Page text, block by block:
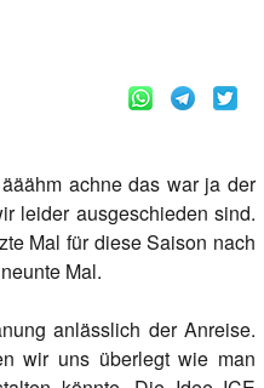
achne das war ja der
leider ausgeschieden sind.
Mal für diese Saison nach
Mal.
anlässlich der Anreise.
wir uns überlegt wie man